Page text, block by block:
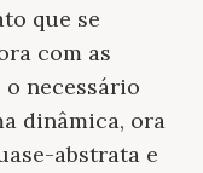
que se
com as
necessário
dinâmica, ora
abstrata e